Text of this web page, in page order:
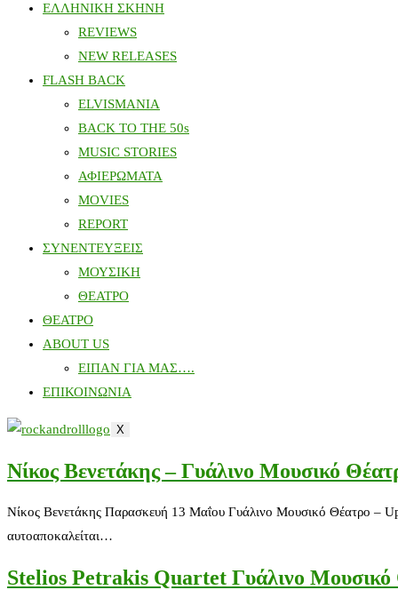
ΕΛΛΗΝΙΚΗ ΣΚΗΝΗ
REVIEWS
NEW RELEASES
FLASH BACK
ELVISMANIA
BACK TO THE 50s
MUSIC STORIES
ΑΦΙΕΡΩΜΑΤΑ
MOVIES
REPORT
ΣΥΝΕΝΤΕΥΞΕΙΣ
ΜΟΥΣΙΚΗ
ΘΕΑΤΡΟ
ΘΕΑΤΡΟ
ABOUT US
ΕΙΠΑΝ ΓΙΑ ΜΑΣ….
ΕΠΙΚΟΙΝΩΝΙΑ
X
Νίκος Βενετάκης – Γυάλινο Μουσικό
Νίκος Βενετάκης Παρασκευή 13 Μαΐου Γυάλινο Μουσικό Θέατρο –
αυτοαποκαλείται…
Stelios Petrakis Quartet Γυάλινο Μουσικό